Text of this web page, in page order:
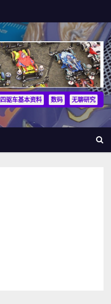
四驱车基本资料 数码 无聊研究